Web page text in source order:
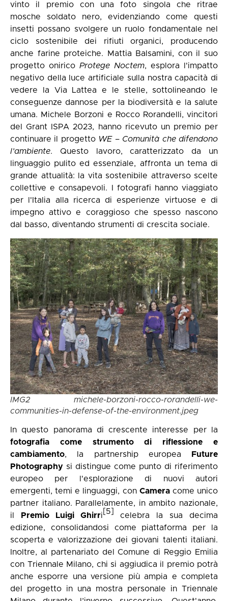
vinto il premio con una foto singola che ritrae
mosche soldato nero, evidenziando come questi
insetti possano svolgere un ruolo fondamentale nel
ciclo sostenibile dei rifiuti organici, producendo
anche farine proteiche. Mattia Balsamini, con il suo
progetto onirico Protege Noctem, esplora l'impatto
negativo della luce artificiale sulla nostra capacità di
vedere la Via Lattea e le stelle, sottolineando le
conseguenze dannose per la biodiversità e la salute
umana. Michele Borzoni e Rocco Rorandelli, vincitori
del Grant ISPA 2023, hanno ricevuto un premio per
continuare il progetto WE – Comunità che difendono
l’ambiente. Questo lavoro, caratterizzato da un
linguaggio pulito ed essenziale, affronta un tema di
grande attualità: la vita sostenibile attraverso scelte
collettive e consapevoli. I fotografi hanno viaggiato
per l'Italia alla ricerca di esperienze virtuose e di
impegno attivo e coraggioso che spesso nascono
dal basso, diventando strumenti di crescita sociale.
IMG2 michele-borzoni-rocco-rorandelli-we-
communities-in-defense-of-the-environment.jpeg
In questo panorama di crescente interesse per la
fotografia come strumento di riflessione e
cambiamento, la partnership europea
Future
Photography si distingue come punto di riferimento
europeo per l'esplorazione di nuovi autori
emergenti, temi e linguaggi, con Cameracome unico
partner italiano. Parallelamente, in ambito nazionale,
il
Premio Luigi Ghirri [5]
celebra la sua decima
edizione, consolidandosi come piattaforma per la
scoperta e valorizzazione dei giovani talenti italiani.
Inoltre, al partenariato del Comune di Reggio Emilia
con Triennale Milano, chi si aggiudica il premio potrà
anche esporre una versione più ampia e completa
del progetto in una mostra personale in Triennale